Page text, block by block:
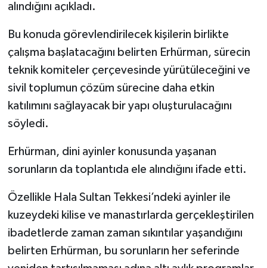
alındığını açıkladı.
Bu konuda görevlendirilecek kişilerin birlikte
çalışma başlatacağını belirten Erhürman, sürecin
teknik komiteler çerçevesinde yürütüleceğini ve
sivil toplumun çözüm sürecine daha etkin
katılımını sağlayacak bir yapı oluşturulacağını
söyledi.
Erhürman, dini ayinler konusunda yaşanan
sorunların da toplantıda ele alındığını ifade etti.
Özellikle Hala Sultan Tekkesi’ndeki ayinler ile
kuzeydeki kilise ve manastırlarda gerçekleştirilen
ibadetlerde zaman zaman sıkıntılar yaşandığını
belirten Erhürman, bu sorunların her seferinde